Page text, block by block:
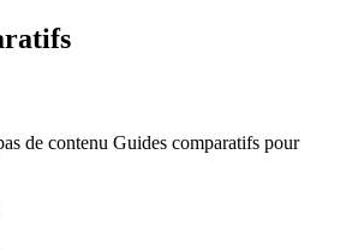
de contenu Guides comparatifs pour